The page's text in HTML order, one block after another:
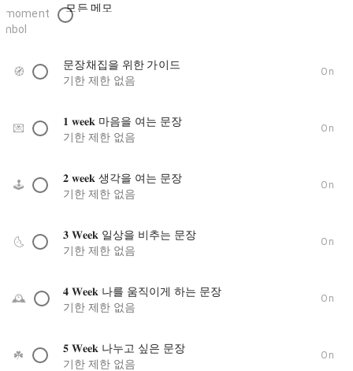
모든 메모
🧭
문장채집을 위한 가이드
기한 제한 없음
On
💌
𝟏 𝐰𝐞𝐞𝐤 마음을 여는 문장
기한 제한 없음
On
🕹️
𝟐 𝐰𝐞𝐞𝐤 생각을 여는 문장
기한 제한 없음
On
🌜️
𝟑 𝐖𝐞𝐞𝐤 일상을 비추는 문장
기한 제한 없음
On
🕰️
𝟒 𝐖𝐞𝐞𝐤 나를 움직이게 하는 문장
기한 제한 없음
On
☘️
𝟓 𝐖𝐞𝐞𝐤 나누고 싶은 문장
기한 제한 없음
On